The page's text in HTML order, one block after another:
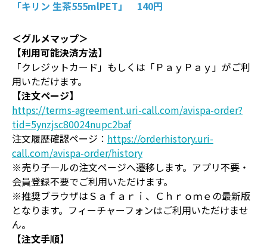
「キリン 生茶555mlPET」 140円
＜グルメマップ＞
【利用可能決済方法】
「クレジットカード」もしくは「ＰａｙＰａｙ」がご利
用いただけます。
【注文ページ】
https://terms-agreement.uri-call.com/avispa-order?
tid=5ynzjsc80024nupc2baf
注文履歴確認ページ： https://orderhistory.uri-
call.com/avispa-order/history
※売り子―ルの注文ページへ遷移します。アプリ不要・
会員登録不要でご利用いただけます。
※推奨ブラウザはＳａｆａｒｉ、Ｃｈｒｏｍｅの最新版
となります。フィーチャーフォンはご利用いただけませ
ん。
【注文手順】